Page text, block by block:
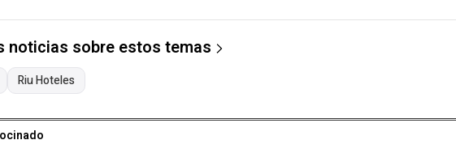
noticias sobre estos temas
Riu Hoteles